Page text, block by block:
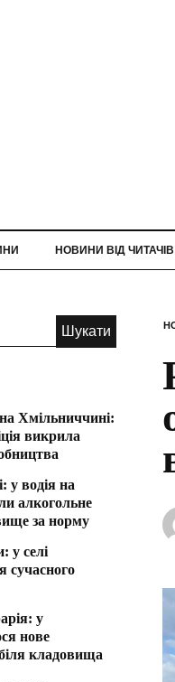
НОВИНИ ВІД ЧИТАЧІВ
Хмільниччині:
викрила
у водія на
алкогольне
за норму
у селі
сучасного
у
нове
кладовища